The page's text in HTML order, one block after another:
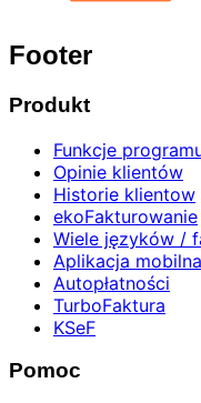
Footer
Produkt
Funkcje
Opinie klientów
Historie klientow
ekoFakturowanie
Wiele języków /
Aplikacja mobilna
Autopłatności
TurboFaktura
KSeF
Pomoc